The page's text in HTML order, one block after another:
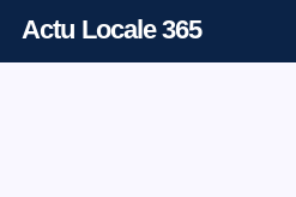
Actu Locale 365